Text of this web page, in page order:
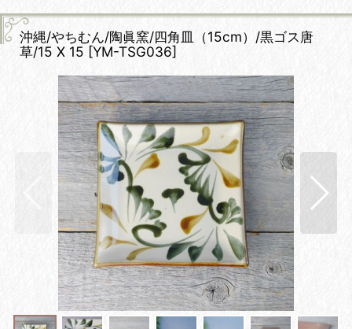
沖縄/やちむん/陶眞窯/四角皿（15cm）/黒ゴス唐
草/15 X 15 [YM-TSG036]